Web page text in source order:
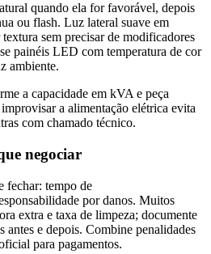
quando ela for favorável, depois
ou flash. Luz lateral suave em
sem precisar de modificadores
painéis LED com temperatura de cor
ambiente.
a capacidade em kVA e peça
a alimentação elétrica evita
com chamado técnico.
negociar
fechar: tempo de
por danos. Muitos
extra e taxa de limpeza; documente
antes e depois. Combine penalidades
para pagamentos.